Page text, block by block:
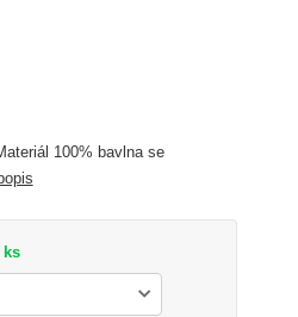
100% bavlna se
ks